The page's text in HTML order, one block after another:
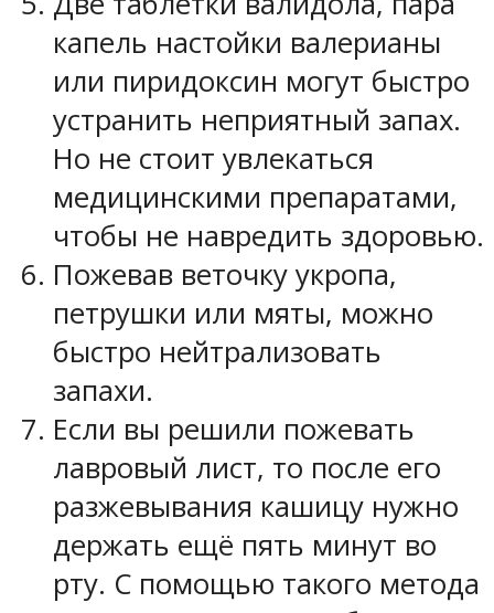
капель настойки валерианы
или пиридоксин могут быстро
устранить неприятный запах.
Но не стоит увлекаться
медицинскими препаратами,
чтобы не навредить здоровью.
Пожевав веточку укропа,
петрушки или мяты, можно
быстро нейтрализовать
запахи.
Если вы решили пожевать
лавровый лист, то после его
разжевывания кашицу нужно
держать ещё пять минут во
рту. С помощью такого метода